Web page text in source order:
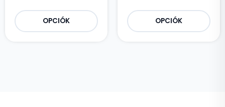
OPCIÓK OPCIÓK